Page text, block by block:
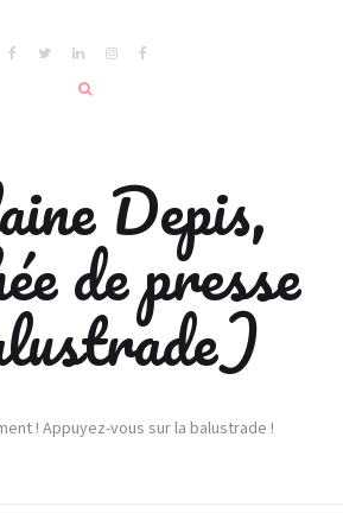
Depis,
de presse
! Appuyez-vous sur la balustrade !